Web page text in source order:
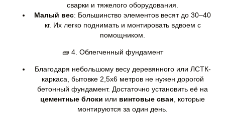
сварки и тяжелого оборудования.
Малый вес: Большинство элементов весят до 30–40
кг. Их легко поднимать и монтировать вдвоем с
помощником.
🧱 4. Облегченный фундамент
Благодаря небольшому весу деревянного или ЛСТК-
каркаса, бытовке 2,5х6 метров не нужен дорогой
бетонный фундамент. Достаточно установить её на
цементные блоки или винтовые сваи , которые
монтируются за один день.